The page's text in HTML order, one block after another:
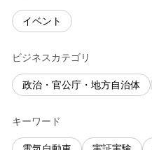
イベント
ビジネスカテゴリ
政治・官公庁・地方自治体
キーワード